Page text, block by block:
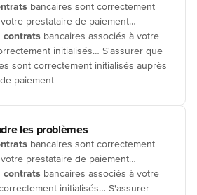
bancaires sont correctement
prestataire de paiement…
contrats bancaires associés à votre
initialisés… S'assurer que
sont correctement initialisés auprès
paiement
les problèmes
bancaires sont correctement
prestataire de paiement…
contrats bancaires associés à votre
initialisés… S'assurer